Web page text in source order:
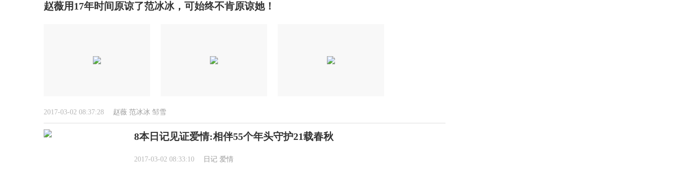
赵薇用17年时间原谅了范冰冰，可始终不肯原谅她！
2017-03-02 08:37:28 赵薇 范冰冰 邹雪
8本日记见证爱情:相伴55个年头守护21载春秋
2017-03-02 08:33:10 日记 爱情